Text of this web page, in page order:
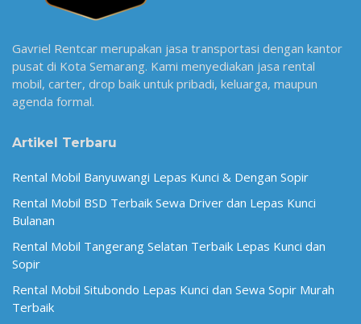
Gavriel Rentcar merupakan jasa transportasi dengan kantor
pusat di Kota Semarang. Kami menyediakan jasa rental
mobil, carter, drop baik untuk pribadi, keluarga, maupun
agenda formal.
Artikel Terbaru
Rental Mobil Banyuwangi Lepas Kunci & Dengan Sopir
Rental Mobil BSD Terbaik Sewa Driver dan Lepas Kunci
Bulanan
Rental Mobil Tangerang Selatan Terbaik Lepas Kunci dan
Sopir
Rental Mobil Situbondo Lepas Kunci dan Sewa Sopir Murah
Terbaik